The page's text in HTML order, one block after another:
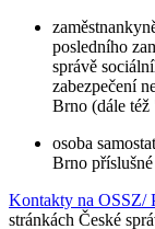
posledního
správě
zabezpečení
Brno (dále
osoba
Brno
Kontakty na OSSZ/
stránkách České